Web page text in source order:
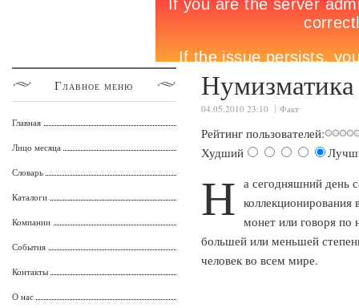
04.05.2010 23:10 Факт
Рейтинг пользователей:
Худший
Н а сегодняшний день
коллекционирования
монет или говоря по
большей или меньшей
человек во всем мире.
Главное меню
Главная
Лицо месяца
Словарь
Каталоги
Компании
События
Контакты
О нас